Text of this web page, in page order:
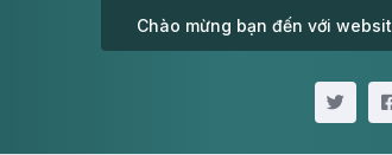
Chào mừng bạn đến với